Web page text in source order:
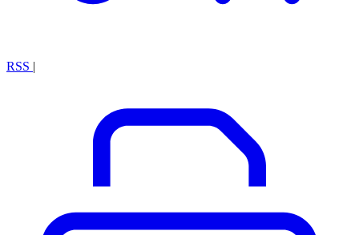
RSS |